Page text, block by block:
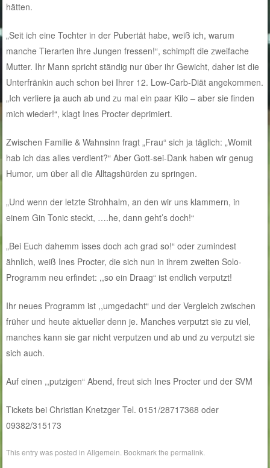
hätten.
„Seit ich eine Tochter in der Pubertät habe, weiß ich, warum
manche Tierarten ihre Jungen fressen!“, schimpft die zweifache
Mutter. Ihr Mann spricht ständig nur über ihr Gewicht, daher ist die
Unterfränkin auch schon bei Ihrer 12. Low-Carb-Diät angekommen.
„Ich verliere ja auch ab und zu mal ein paar Kilo – aber sie finden
mich wieder!“, klagt Ines Procter deprimiert.
Zwischen Familie & Wahnsinn fragt „Frau“ sich ja täglich: „Womit
hab ich das alles verdient?“ Aber Gott-sei-Dank haben wir genug
Humor, um über all die Alltagshürden zu springen.
„Und wenn der letzte Strohhalm, an den wir uns klammern, in
einem Gin Tonic steckt, ….he, dann geht’s doch!“
„Bei Euch dahemm isses doch ach grad so!“ oder zumindest
ähnlich, weiß Ines Procter, die sich nun in ihrem zweiten Solo-
Programm neu erfindet: ,,so ein Draag“ ist endlich verputzt!
Ihr neues Programm ist ,,umgedacht“ und der Vergleich zwischen
früher und heute aktueller denn je. Manches verputzt sie zu viel,
manches kann sie gar nicht verputzen und ab und zu verputzt sie
sich auch.
Auf einen ,,putzigen“ Abend, freut sich Ines Procter und der SVM
Tickets bei Christian Knetzger Tel. 0151/28717368 oder
09382/315173
This entry was posted inAllgemein. Bookmark thepermalink.